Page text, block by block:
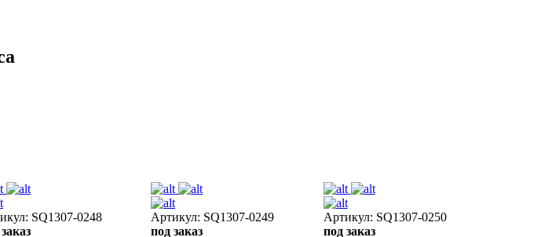
SQ1307-0248
Артикул: SQ1307-0249
под заказ
Артикул: SQ1307-0250
под заказ